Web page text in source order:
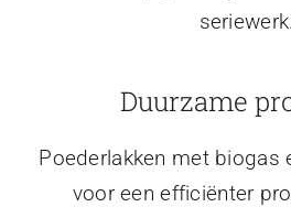
seriewerk.
Duurzame
Poederlakken met biogas
voor een efficiënter